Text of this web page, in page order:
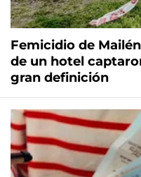
Femicidio de
de un hotel
gran definición